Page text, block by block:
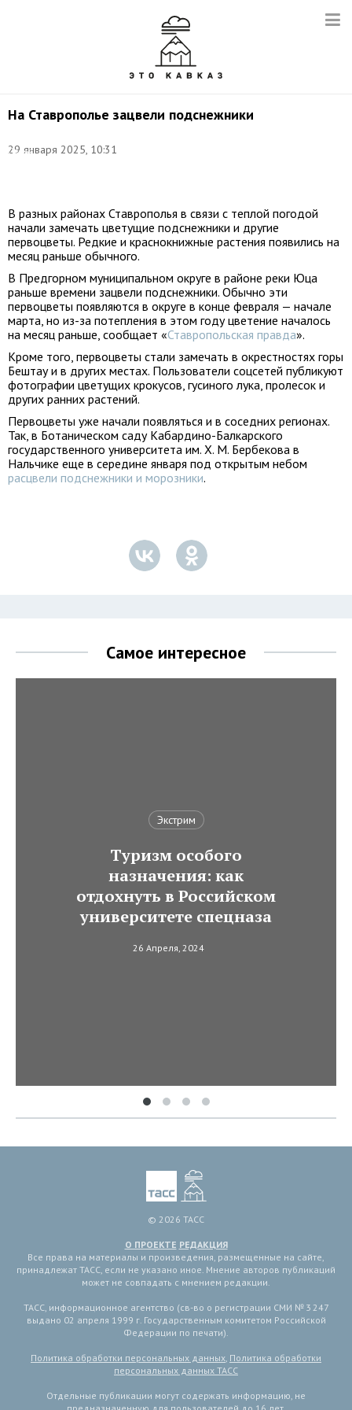
На Ставрополье зацвели подснежники
29 января 2025, 10:31
Софья
В разных районах Ставрополья в связи с теплой погодой
начали замечать цветущие подснежники и другие
первоцветы. Редкие и краснокнижные растения появились на
месяц раньше обычного.
В Предгорном муниципальном округе в районе реки Юца
раньше времени зацвели подснежники. Обычно эти
первоцветы появляются в округе в конце февраля — начале
марта, но из-за потепления в этом году цветение началось
на месяц раньше, сообщает «Ставропольская правда».
Кроме того, первоцветы стали замечать в окрестностях горы
Бештау и в других местах. Пользователи соцсетей публикуют
фотографии цветущих крокусов, гусиного лука, пролесок и
других ранних растений.
Первоцветы уже начали появляться и в соседних регионах.
Так, в Ботаническом саду Кабардино-Балкарского
государственного университета им. Х. М. Бербекова в
Нальчике еще в середине января под открытым небом
расцвели подснежники и морозники.
Самое интересное
Экстрим
Туризм особого
назначения: как
отдохнуть в Российском
университете спецназа
26 Апреля, 2024
© 2026 ТАСС
О ПРОЕКТЕ РЕДАКЦИЯ
Все права на материалы и произведения, размещенные на сайте,
принадлежат ТАСС, если не указано иное. Мнение авторов публикаций
может не совпадать с мнением редакции.
ТАСС, информационное агентство (св-во о регистрации СМИ № 3 247
выдано 02 апреля 1999 г. Государственным комитетом Российской
Федерации по печати).
Политика обработки персональных данных, Политика обработки
персональных данных ТАСС
Отдельные публикации могут содержать информацию, не